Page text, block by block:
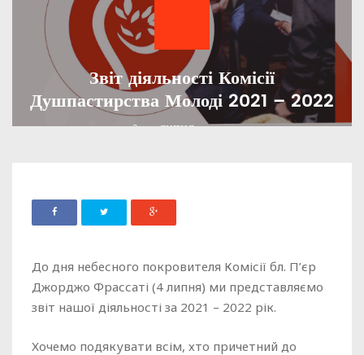
Звіт діяльності Комісії
Душпастирства Молоді 2021 – 2022
ADMIN 03 ЛИПНЯ, 2022 1620
До дня небесного покровителя Комісії бл. П’єр
Джорджо Фрассаті (4 липня) ми представляємо
звіт нашої діяльності за 2021 – 2022 рік.
Хочемо подякувати всім, хто причетний до